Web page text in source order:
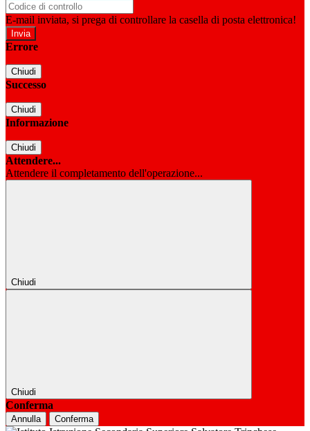
E-mail inviata, si prega di controllare la casella di posta elettronica!
Errore
Chiudi
Successo
Chiudi
Informazione
Chiudi
Attendere...
Attendere il completamento dell'operazione...
Chiudi
Chiudi
Conferma
Annulla Conferma